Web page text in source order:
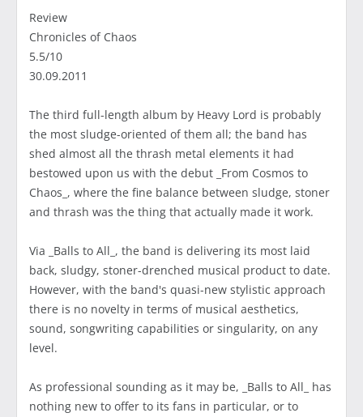
Review
Chronicles of Chaos
5.5/10
30.09.2011
The third full-length album by Heavy Lord is probably
the most sludge-oriented of them all; the band has
shed almost all the thrash metal elements it had
bestowed upon us with the debut _From Cosmos to
Chaos_, where the fine balance between sludge, stoner
and thrash was the thing that actually made it work.
Via _Balls to All_, the band is delivering its most laid
back, sludgy, stoner-drenched musical product to date.
However, with the band's quasi-new stylistic approach
there is no novelty in terms of musical aesthetics,
sound, songwriting capabilities or singularity, on any
level.
As professional sounding as it may be, _Balls to All_ has
nothing new to offer to its fans in particular, or to